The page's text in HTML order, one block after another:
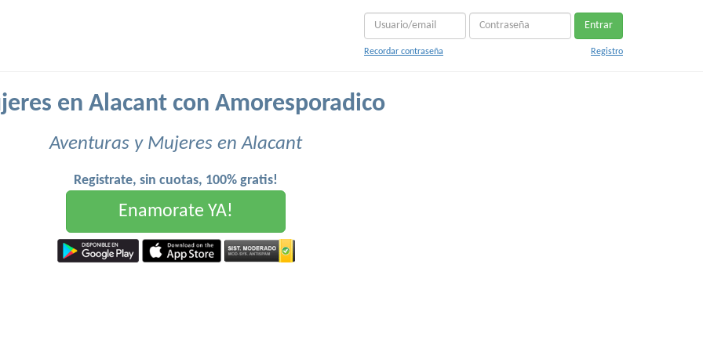
Entrar
Recordar contraseña Registro
en Alacant con Amoresporadico
Aventuras y Mujeres en Alacant
Registrate, sin cuotas, 100% gratis!
Enamorate YA!